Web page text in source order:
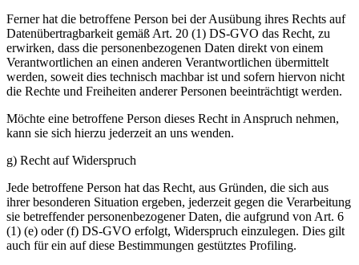
Ferner hat die betroffene Person bei der Ausübung ihres Rechts auf
Datenübertragbarkeit gemäß Art. 20 (1) DS-GVO das Recht, zu
erwirken, dass die personenbezogenen Daten direkt von einem
Verantwortlichen an einen anderen Verantwortlichen übermittelt
werden, soweit dies technisch machbar ist und sofern hiervon nicht
die Rechte und Freiheiten anderer Personen beeinträchtigt werden.
Möchte eine betroffene Person dieses Recht in Anspruch nehmen,
kann sie sich hierzu jederzeit an uns wenden.
g) Recht auf Widerspruch
Jede betroffene Person hat das Recht, aus Gründen, die sich aus
ihrer besonderen Situation ergeben, jederzeit gegen die Verarbeitung
sie betreffender personenbezogener Daten, die aufgrund von Art. 6
(1) (e) oder (f) DS-GVO erfolgt, Widerspruch einzulegen. Dies gilt
auch für ein auf diese Bestimmungen gestütztes Profiling.